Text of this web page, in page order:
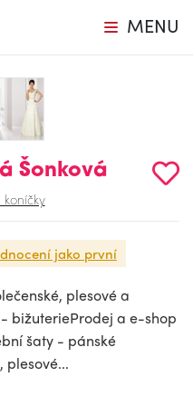
MENU
Šonková
jako první
plesové a
bižuterieProdej a e-shop
šaty - pánské
plesové...